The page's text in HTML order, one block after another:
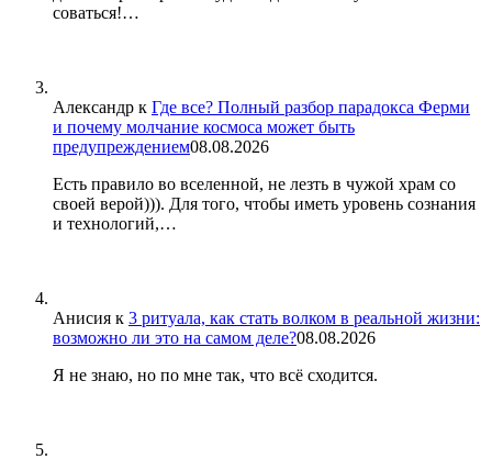
соваться!…
Александр к Где все? Полный разбор парадокса Ферми
и почему молчание космоса может быть
предупреждением08.08.2026
Есть правило во вселенной, не лезть в чужой храм со
своей верой))). Для того, чтобы иметь уровень сознания
и технологий,…
Анисия к 3 ритуала, как стать волком в реальной жизни:
возможно ли это на самом деле?08.08.2026
Я не знаю, но по мне так, что всё сходится.